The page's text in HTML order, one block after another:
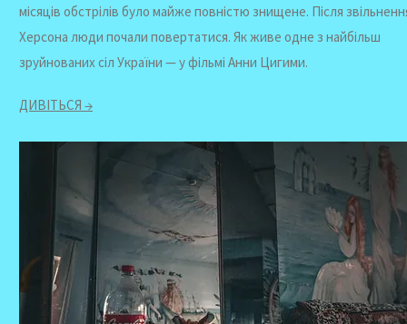
місяців обстрілів було майже повністю знищене. Після
Херсона люди почали повертатися. Як живе одне з найбільш
зруйнованих сіл України — у фільмі Анни Цигими.
ДИВІТЬСЯ →